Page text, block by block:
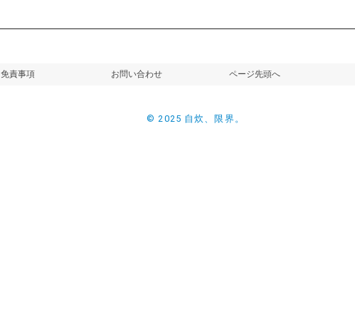
免責事項 お問い合わせ ページ先頭へ
© 2025 自炊、限界。